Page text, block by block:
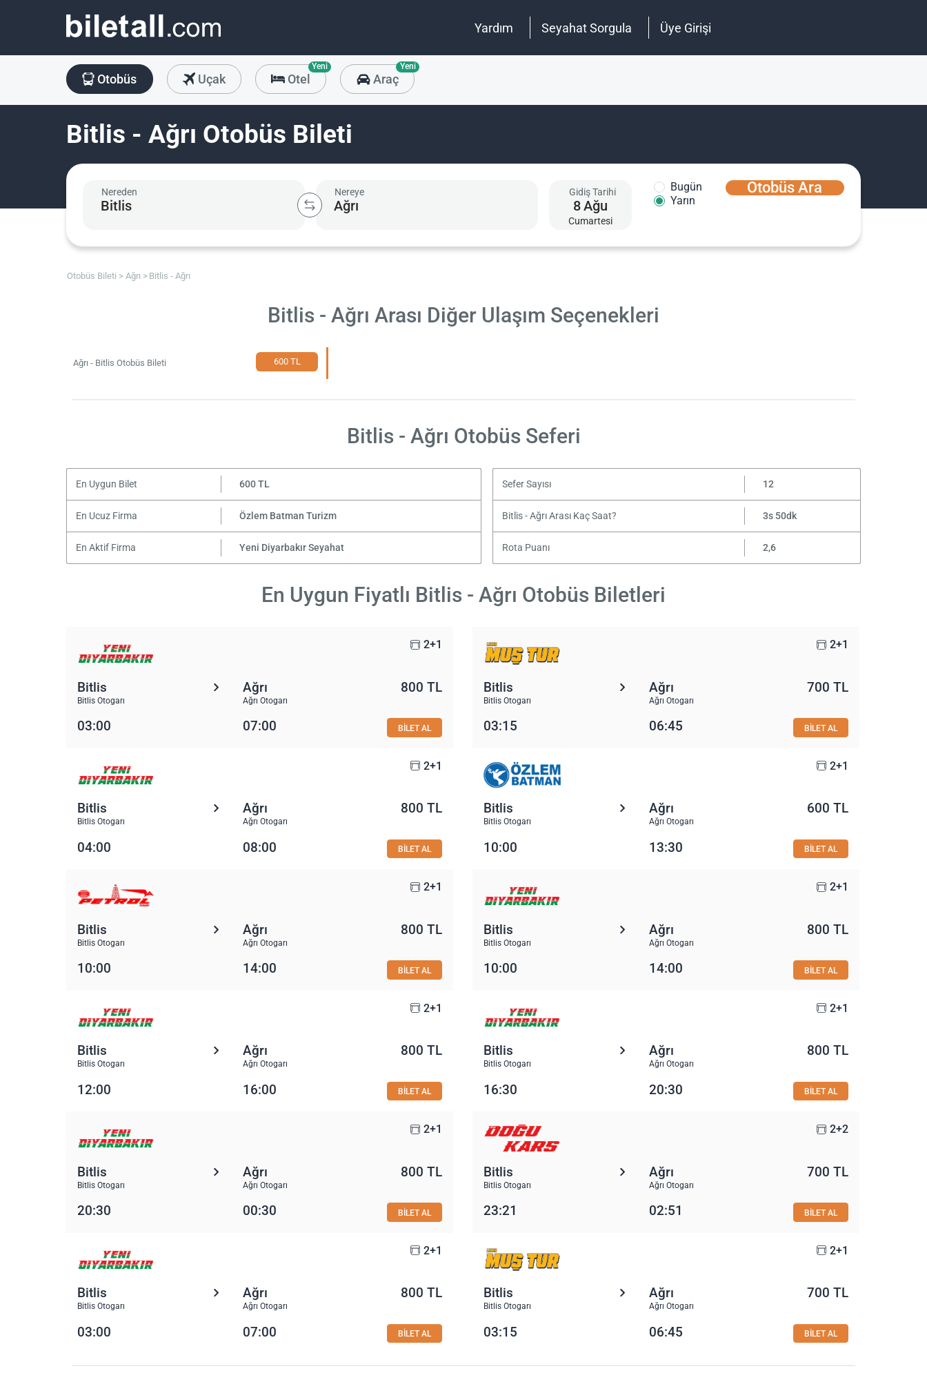
Yardım Seyahat Sorgula Üye Girişi
Otobüs Uçak Otel
Yeni
Araç
Yeni
Bitlis - Ağrı Otobüs Bileti
Nereden Nereye Gidiş Tarihi
8Ağu
Cumartesi
Bugün
Yarın
Otobüs Ara
Otobüs Bileti Ağrı Bitlis - Ağrı
Bitlis - Ağrı Arası Diğer Ulaşım Seçenekleri
Ağrı - Bitlis Otobüs Bileti 600 TL
Bitlis - Ağrı Otobüs Seferi
En Uygun Bilet 600 TL Sefer Sayısı 12
En Ucuz Firma Özlem Batman Turizm Bitlis - Ağrı Arası Kaç Saat? 3s 50dk
En Aktif Firma Yeni Diyarbakır Seyahat Rota Puanı 2,6
En Uygun Fiyatlı Bitlis - Ağrı Otobüs Biletleri
2+1
Bitlis
Bitlis Otogarı
Ağrı
Ağrı Otogarı
800 TL
03:00 07:00 BİLET AL
2+1
Bitlis
Bitlis Otogarı
Ağrı
Ağrı Otogarı
700 TL
03:15 06:45 BİLET AL
2+1
Bitlis
Bitlis Otogarı
Ağrı
Ağrı Otogarı
800 TL
04:00 08:00 BİLET AL
2+1
Bitlis
Bitlis Otogarı
Ağrı
Ağrı Otogarı
600 TL
10:00 13:30 BİLET AL
2+1
Bitlis
Bitlis Otogarı
Ağrı
Ağrı Otogarı
800 TL
10:00 14:00 BİLET AL
2+1
Bitlis
Bitlis Otogarı
Ağrı
Ağrı Otogarı
800 TL
10:00 14:00 BİLET AL
2+1
Bitlis
Bitlis Otogarı
Ağrı
Ağrı Otogarı
800 TL
12:00 16:00 BİLET AL
2+1
Bitlis
Bitlis Otogarı
Ağrı
Ağrı Otogarı
800 TL
16:30 20:30 BİLET AL
2+1
Bitlis
Bitlis Otogarı
Ağrı
Ağrı Otogarı
800 TL
20:30 00:30 BİLET AL
2+2
Bitlis
Bitlis Otogarı
Ağrı
Ağrı Otogarı
700 TL
23:21 02:51 BİLET AL
2+1
Bitlis
Bitlis Otogarı
Ağrı
Ağrı Otogarı
800 TL
03:00 07:00 BİLET AL
2+1
Bitlis
Bitlis Otogarı
Ağrı
Ağrı Otogarı
700 TL
03:15 06:45 BİLET AL